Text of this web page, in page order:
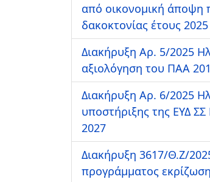
από οικονομική άποψη
δακοκτονίας έτους
Διακήρυξη Αρ. 5/2025
αξιολόγηση του ΠΑΑ
Διακήρυξη Αρ. 6/2025
υποστήριξης της ΕΥΔ
2027
Διακήρυξη 3617/Θ.Ζ/
προγράμματος